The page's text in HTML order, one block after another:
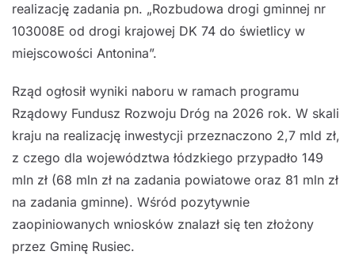
realizację zadania pn. „Rozbudowa drogi gminnej nr
103008E od drogi krajowej DK 74 do świetlicy w
miejscowości Antonina”.
Rząd ogłosił wyniki naboru w ramach programu
Rządowy Fundusz Rozwoju Dróg na 2026 rok. W skali
kraju na realizację inwestycji przeznaczono 2,7 mld zł,
z czego dla województwa łódzkiego przypadło 149
mln zł (68 mln zł na zadania powiatowe oraz 81 mln zł
na zadania gminne). Wśród pozytywnie
zaopiniowanych wniosków znalazł się ten złożony
przez Gminę Rusiec.